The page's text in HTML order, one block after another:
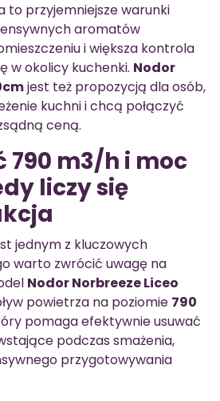
to przyjemniejsze warunki
aromatów
i większa kontrola
w okolicy kuchenki. Nodor
jest też propozycją dla osób,
kuchni i chcą połączyć
ceną.
790 m3/h i moc
liczy się
jednym z kluczowych
warto zwrócić uwagę na
Nodor Norbreeze Liceo
powietrza na poziomie 790
pomaga efektywnie usuwać
podczas smażenia,
przygotowywania